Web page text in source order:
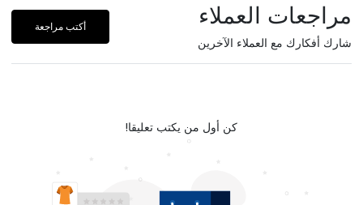
مراجعات العملاء
شارك أفكارك مع العملاء الآخرين
أكتب مراجعة
كن أول من يكتب تعليقا!